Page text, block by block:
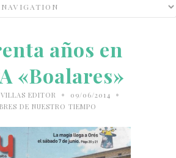
años en
«Boalares»
EDITOR • 09/06/2014 •
DE NUESTRO TIEMPO